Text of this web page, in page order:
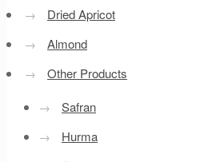
→
Dried Apricot
→
Almond
→
Other Products
→
Safran
→
Hurma